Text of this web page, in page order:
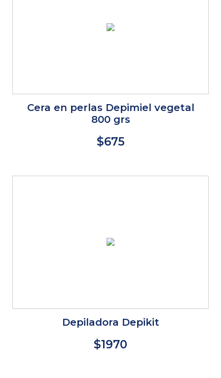
Cera en perlas Depimiel vegetal
800 grs
$675
Depiladora Depikit
$1970